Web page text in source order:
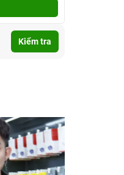
Kiểm tra